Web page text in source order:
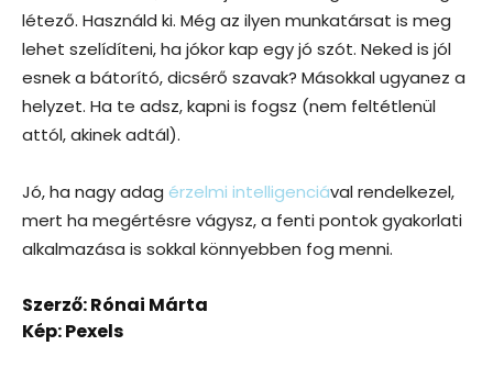
létező. Használd ki. Még az ilyen munkatársat is meg
lehet szelídíteni, ha jókor kap egy jó szót. Neked is jól
esnek a bátorító, dicsérő szavak? Másokkal ugyanez a
helyzet. Ha te adsz, kapni is fogsz (nem feltétlenül
attól, akinek adtál).
Jó, ha nagy adag érzelmi intelligenciával rendelkezel,
mert ha megértésre vágysz, a fenti pontok gyakorlati
alkalmazása is sokkal könnyebben fog menni.
Szerző: Rónai Márta
Kép: Pexels